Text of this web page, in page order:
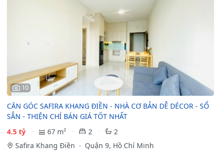
10
CĂN GÓC SAFIRA KHANG ĐIỀN - NHÀ CƠ BẢN DỄ DÉCOR - SỔ
SẴN - THIỆN CHÍ BÁN GIÁ TỐT NHẤT
4.5 tỷ
67 m² 2
2
Safira Khang Điền
Quận 9, Hồ Chí Minh